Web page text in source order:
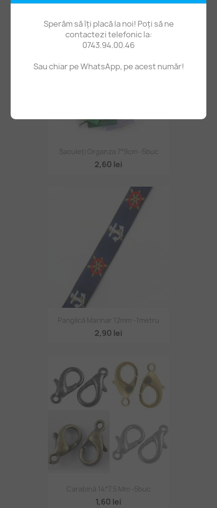
Sperăm să îți placă la noi! Poți să ne
contactezi telefonic la:
0743.94.00.46
Sau chiar pe WhatsApp, pe acest număr!
Saculeți Organza 7*9cm -5buc
2,60 lei
Panglică Marinar 12mm -1metru
2,90 lei
Carabină 14*7.5 Mm -5buc
1,60 lei